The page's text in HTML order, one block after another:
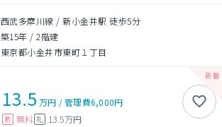
西武多摩川線 / 新小金井駅 徒歩5分
築15年 /2階建
東京都小金井市東町１丁目
13.5 万円 /管理費6,000円
敷 無料 礼 13.5万円